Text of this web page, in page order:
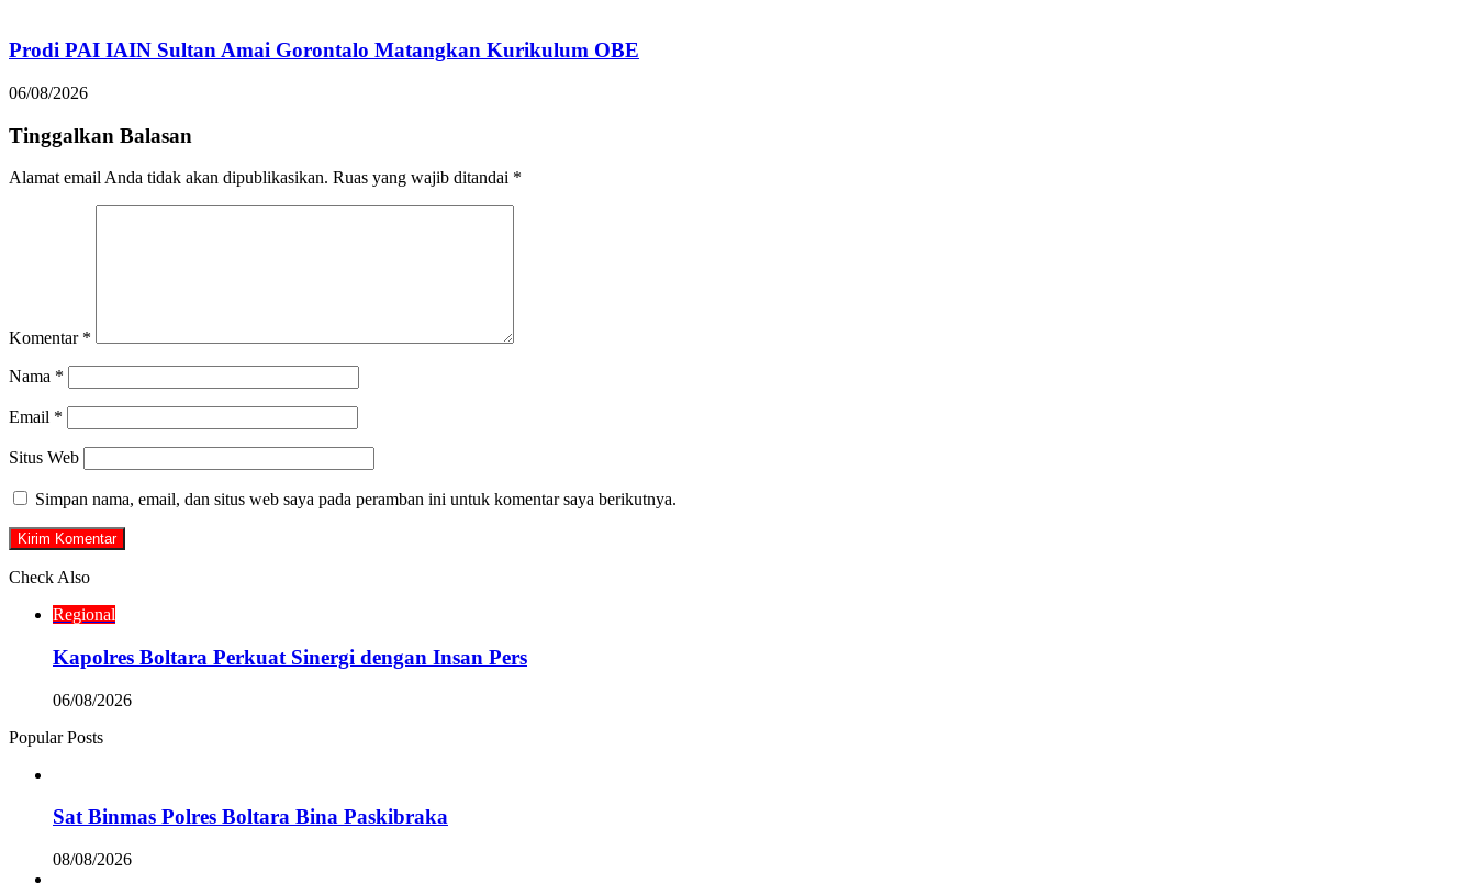
Prodi PAI IAIN Sultan Amai Gorontalo Matangkan Kurikulum OBE
06/08/2026
Tinggalkan Balasan
Alamat email Anda tidak akan dipublikasikan. Ruas yang wajib ditandai *
Komentar *
Nama *
Email *
Situs Web
Simpan nama, email, dan situs web saya pada peramban ini untuk komentar saya berikutnya.
Check Also
Regional
Kapolres Boltara Perkuat Sinergi dengan Insan Pers
06/08/2026
Popular Posts
Sat Binmas Polres Boltara Bina Paskibraka
08/08/2026